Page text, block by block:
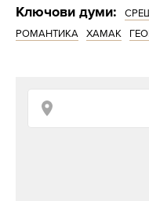
Ключови думи:
РОМАНТИКА
ХАМАК